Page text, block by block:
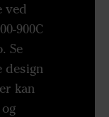
ved
900C
Se
design
kan